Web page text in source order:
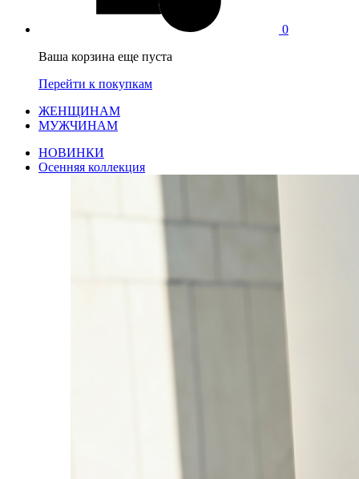
0
Ваша корзина еще пуста
Перейти к покупкам
ЖЕНЩИНАМ
МУЖЧИНАМ
НОВИНКИ
Осенняя коллекция